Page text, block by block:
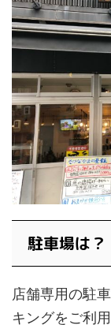
駐車場は？
店舗専用の駐
キングをご利用